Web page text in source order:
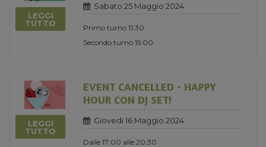
LEGGI
TUTTO
Sabato 25 Maggio 2024
Primo turno 11:30
Secondo turno 15:00
LEGGI
TUTTO
EVENT CANCELLED - HAPPY
HOUR CON DJ SET!
Giovedi 16 Maggio 2024
Dalle 17:00 alle 20:30